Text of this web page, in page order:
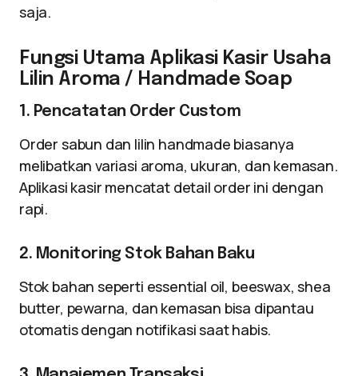
saja.
Fungsi Utama Aplikasi Kasir Usaha
Lilin Aroma / Handmade Soap
1. Pencatatan Order Custom
Order sabun dan lilin handmade biasanya
melibatkan variasi aroma, ukuran, dan kemasan.
Aplikasi kasir mencatat detail order ini dengan
rapi.
2. Monitoring Stok Bahan Baku
Stok bahan seperti essential oil, beeswax, shea
butter, pewarna, dan kemasan bisa dipantau
otomatis dengan notifikasi saat habis.